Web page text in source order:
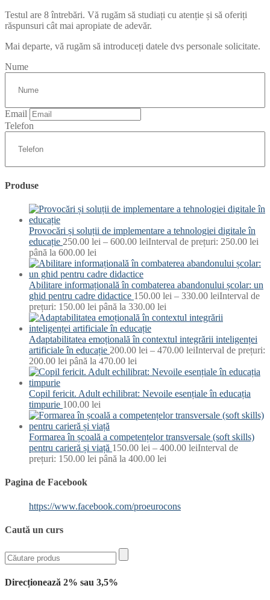
Testul are 8 întrebări. Vă rugăm să studiați cu atenție și să oferiți
răspunsuri cât mai apropiate de adevăr.
Mai departe, vă rugăm să introduceți datele dvs personale solicitate.
Nume
Email
Telefon
Produse
Provocări și soluții de implementare a tehnologiei digitale în
educație 250.00 lei – 600.00 leiInterval de prețuri: 250.00 lei
până la 600.00 lei
Abilitare informațională în combaterea abandonului școlar: un
ghid pentru cadre didactice 150.00 lei – 330.00 leiInterval de
prețuri: 150.00 lei până la 330.00 lei
Adaptabilitatea emoțională în contextul integrării inteligenței
artificiale în educație 200.00 lei – 470.00 leiInterval de prețuri:
200.00 lei până la 470.00 lei
Copil fericit. Adult echilibrat: Nevoile esențiale în educația
timpurie 100.00 lei
Formarea în școală a competențelor transversale (soft skills)
pentru carieră și viață 150.00 lei – 400.00 leiInterval de
prețuri: 150.00 lei până la 400.00 lei
Pagina de Facebook
https://www.facebook.com/proeurocons
Caută un curs
Direcționează 2% sau 3,5%